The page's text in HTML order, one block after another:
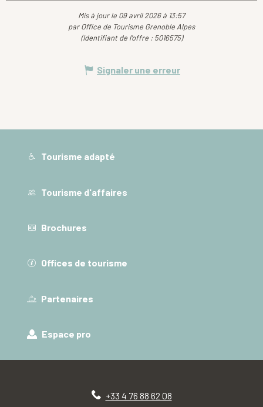
Mis à jour le 09 avril 2026 à 13:57
par Office de Tourisme Grenoble Alpes
(Identifiant de l'offre : 5016575)
Signaler une erreur
Tourisme adapté
Tourisme d'affaires
Brochures
Offices de tourisme
Partenaires
Espace pro
+33 4 76 88 62 08